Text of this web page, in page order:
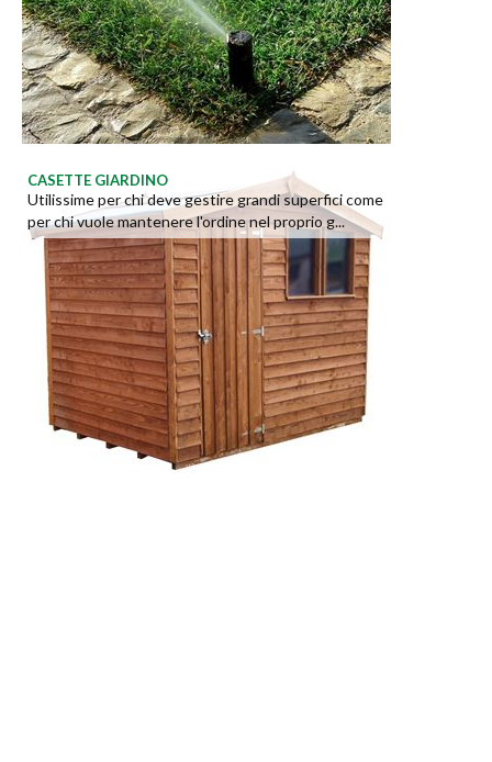
CASETTE GIARDINO
Utilissime per chi deve gestire grandi superfici come
per chi vuole mantenere l'ordine nel proprio g...